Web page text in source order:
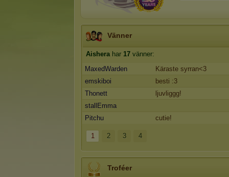
Vänner
Aisherahar 17 vänner:
MaxedWarden
Käraste syrran<3
emskiboi
besti :3
Thonett
ljuvliggg!
stallEmma
Pitchu
cutie!
1 2 3 4
Troféer